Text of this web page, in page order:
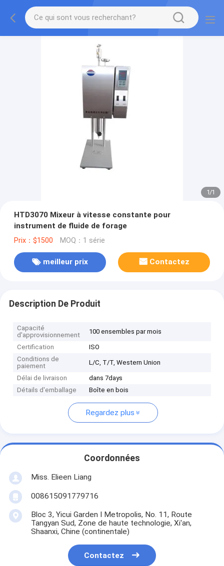
1/1
HTD3070 Mixeur à vitesse constante pour
instrument de fluide de forage
Prix：$1500 MOQ：1 série
meilleur prix Contactez
Description De Produit
Capacité
d'approvisionnement
100 ensembles par mois
Certification
ISO
Conditions de
paiement
L/C, T/T, Western Union
Délai de livraison
dans 7days
Détails d'emballage
Boîte en bois
Regardez plus
Coordonnées
Miss. Elieen Liang
008615091779716
Bloc 3, Yicui Garden I Metropolis, No. 11, Route
Tangyan Sud, Zone de haute technologie, Xi'an,
Shaanxi, Chine (continentale)
Contactez